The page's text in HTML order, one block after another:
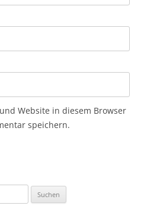
Website in diesem Browser
speichern.